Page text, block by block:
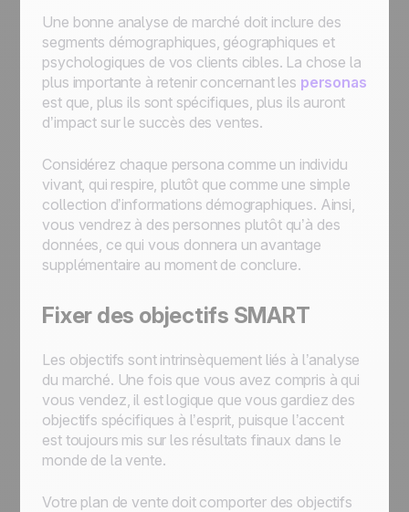
Une bonne analyse de marché doit inclure des
segments démographiques, géographiques et
psychologiques de vos clients cibles. La chose la
plus importante à retenir concernant les personas
est que, plus ils sont spécifiques, plus ils auront
d’impact sur le succès des ventes.
Considérez chaque persona comme un individu
vivant, qui respire, plutôt que comme une simple
collection d’informations démographiques. Ainsi,
vous vendrez à des personnes plutôt qu’à des
données, ce qui vous donnera un avantage
supplémentaire au moment de conclure.
Fixer des objectifs SMART
Les objectifs sont intrinsèquement liés à l’analyse
du marché. Une fois que vous avez compris à qui
vous vendez, il est logique que vous gardiez des
objectifs spécifiques à l’esprit, puisque l’accent
est toujours mis sur les résultats finaux dans le
monde de la vente.
Votre plan de vente doit comporter des objectifs